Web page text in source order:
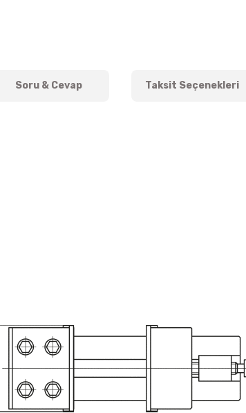
Soru & Cevap Taksit Seçenekleri